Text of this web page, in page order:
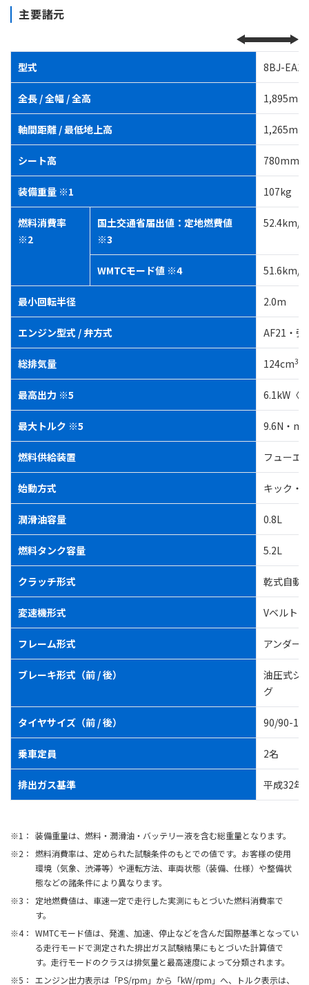
主要諸元
型式 8BJ-
全長 / 全幅 / 全高
軸間距離 / 最低地上高
シート高 780mm
装備重量 ※1 107kg
燃料消費率
※2
国土交通省届出値：定地燃費値
※3
52.4km/L
WMTCモード値 ※4 51.6km/L
最小回転半径 2.0m
エンジン型式 / 弁方式 AF21・強
総排気量 124cm3
最高出力 ※5 6.1kW〈
最大トルク ※5 9.6N・m
燃料供給装置 フューエ
始動方式 キック・
潤滑油容量 0.8L
燃料タンク容量 5.2L
クラッチ形式 乾式自動
変速機形式 Vベルト
フレーム形式 アンダー
ブレーキ形式（前 / 後）
油圧式シ
グ
タイヤサイズ（前 / 後） 90/90-12
乗車定員 2名
排出ガス基準 平成32年
装備重量は、燃料・潤滑油・バッテリー液を含む総重量となります。
燃料消費率は、定められた試験条件のもとでの値です。お客様の使用
環境（気象、渋滞等）や運転方法、車両状態（装備、仕様）や整備状
態などの諸条件により異なります。
定地燃費値は、車速一定で走行した実測にもとづいた燃料消費率で
す。
WMTCモード値は、発進、加速、停止などを含んだ国際基準となってい
る走行モードで測定された排出ガス試験結果にもとづいた計算値で
す。走行モードのクラスは排気量と最高速度によって分類されます。
エンジン出力表示は「PS/rpm」から「kW/rpm」へ、トルク表示は、